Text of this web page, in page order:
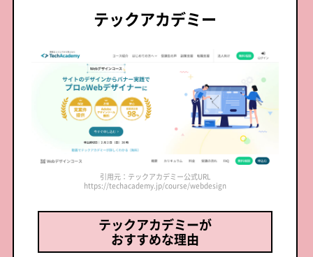
テックアカデミー
引用元：テックアカデミー公式URL
https://techacademy.jp/course/webdesign
テックアカデミーが
おすすめな理由